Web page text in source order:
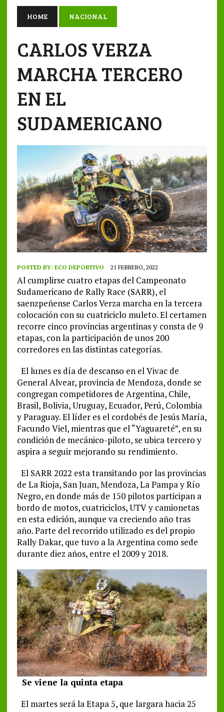
HOME NACIONAL
CARLOS VERZA
MARCHA TERCERO
EN EL
SUDAMERICANO
POSTED BY: ECO DEPORTIVO 21 FEBRERO, 2022
Al cumplirse cuatro etapas del Campeonato
Sudamericano de Rally Race (SARR), el
saenzpeñense Carlos Verza marcha en la tercera
colocación con su cuatriciclo muleto. El certamen
recorre cinco provincias argentinas y consta de 9
etapas, con la participación de unos 200
corredores en las distintas categorías.
El lunes es día de descanso en el Vivac de
General Alvear, provincia de Mendoza, donde se
congregan competidores de Argentina, Chile,
Brasil, Bolivia, Uruguay, Ecuador, Perú, Colombia
y Paraguay. El líder es el cordobés de Jesús María,
Facundo Viel, mientras que el “Yaguareté”, en su
condición de mecánico-piloto, se ubica tercero y
aspira a seguir mejorando su rendimiento.
El SARR 2022 esta transitando por las provincias
de La Rioja, San Juan, Mendoza, La Pampa y Río
Negro, en donde más de 150 pilotos participan a
bordo de motos, cuatriciclos, UTV y camionetas
en esta edición, aunque va creciendo año tras
año. Parte del recorrido utilizado es del propio
Rally Dakar, que tuvo a la Argentina como sede
durante diez años, entre el 2009 y 2018.
Se viene la quinta etapa
El martes será la Etapa 5, que largara hacia 25